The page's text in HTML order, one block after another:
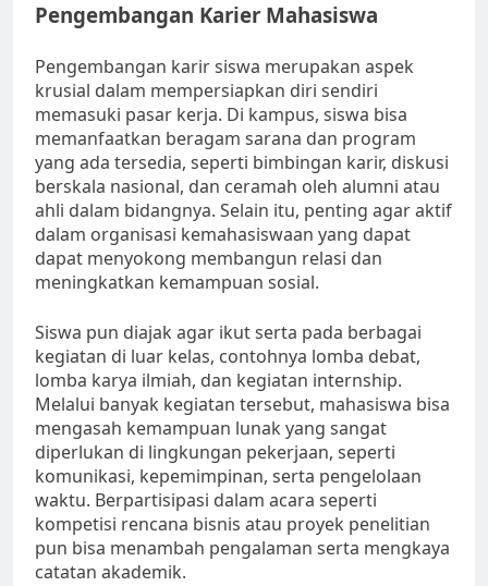
Pengembangan Karier Mahasiswa
Pengembangan karir siswa merupakan aspek
krusial dalam mempersiapkan diri sendiri
memasuki pasar kerja. Di kampus, siswa bisa
memanfaatkan beragam sarana dan program
yang ada tersedia, seperti bimbingan karir, diskusi
berskala nasional, dan ceramah oleh alumni atau
ahli dalam bidangnya. Selain itu, penting agar aktif
dalam organisasi kemahasiswaan yang dapat
dapat menyokong membangun relasi dan
meningkatkan kemampuan sosial.
Siswa pun diajak agar ikut serta pada berbagai
kegiatan di luar kelas, contohnya lomba debat,
lomba karya ilmiah, dan kegiatan internship.
Melalui banyak kegiatan tersebut, mahasiswa bisa
mengasah kemampuan lunak yang sangat
diperlukan di lingkungan pekerjaan, seperti
komunikasi, kepemimpinan, serta pengelolaan
waktu. Berpartisipasi dalam acara seperti
kompetisi rencana bisnis atau proyek penelitian
pun bisa menambah pengalaman serta mengkaya
catatan akademik.